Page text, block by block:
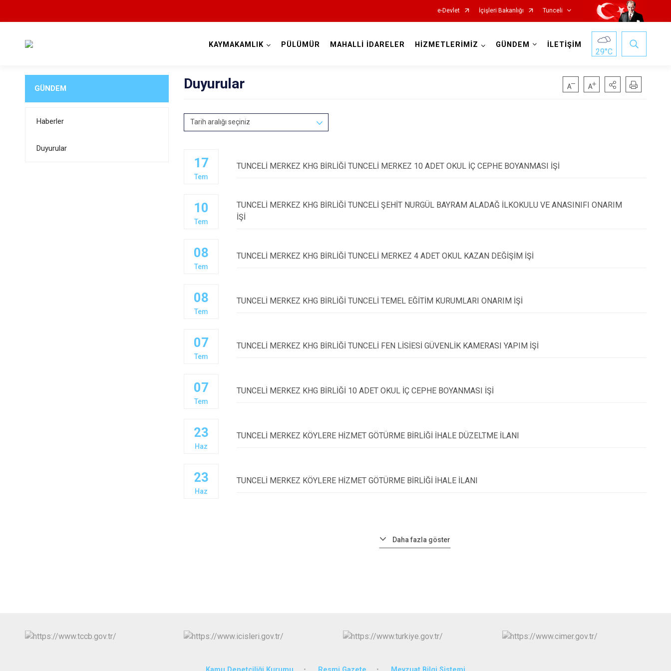
e-Devlet İçişleri Bakanlığı Tunceli
Nazımiye
Pülümür
KAYMAKAMLIK PÜLÜMÜR MAHALLİ İDARELER HİZMETLERİMİZ GÜNDEM İLETİŞİM
29°C
GÜNDEM
Haberler
Duyurular
Duyurular
Tarih aralığı seçiniz
17
Tem
TUNCELİ MERKEZ KHG BİRLİĞİ TUNCELİ MERKEZ 10 ADET OKUL İÇ CEPHE BOYANMASI İŞİ
10
Tem
TUNCELİ MERKEZ KHG BİRLİĞİ TUNCELİ ŞEHİT NURGÜL BAYRAM ALADAĞ İLKOKULU VE ANASINIFI ONARIM
İŞİ
08
Tem
TUNCELİ MERKEZ KHG BİRLİĞİ TUNCELİ MERKEZ 4 ADET OKUL KAZAN DEĞİŞİM İŞİ
08
Tem
TUNCELİ MERKEZ KHG BİRLİĞİ TUNCELİ TEMEL EĞİTİM KURUMLARI ONARIM İŞİ
07
Tem
TUNCELİ MERKEZ KHG BİRLİĞİ TUNCELİ FEN LİSİESİ GÜVENLİK KAMERASI YAPIM İŞİ
07
Tem
TUNCELİ MERKEZ KHG BİRLİĞİ 10 ADET OKUL İÇ CEPHE BOYANMASI İŞİ
23
Haz
TUNCELİ MERKEZ KÖYLERE HİZMET GÖTÜRME BİRLİĞİ İHALE DÜZELTME İLANI
23
Haz
TUNCELİ MERKEZ KÖYLERE HİZMET GÖTÜRME BİRLİĞİ İHALE İLANI
Daha fazla göster